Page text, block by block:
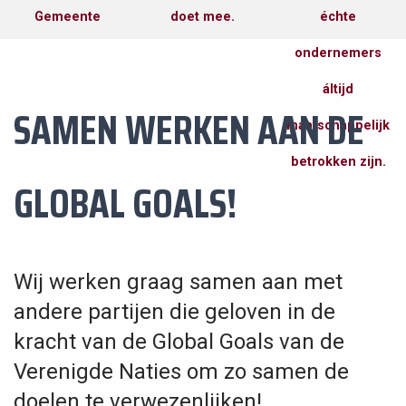
BEREIKEN
PUBLIEKE
Gemeente doet mee. échte
ondernemers
áltijd
maatschappelijk
betrokken zijn.
SAMEN WERKEN AAN DE
GLOBAL GOALS!
Wij werken graag samen aan met
andere partijen die geloven in de
kracht van de Global Goals van de
Verenigde Naties om zo samen de